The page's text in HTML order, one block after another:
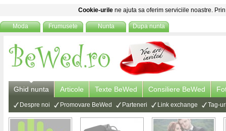
Cookie-urile ne ajuta sa oferim serviciile noastre.
Moda Frumusete Nunta Dupa nunta
Ghid nunta Articole Texte BeWed Consiliere BeWed
Despre noi Promovare BeWed Parteneri Link exchange Tag-